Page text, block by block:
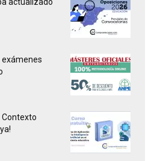
exámenes
Contexto